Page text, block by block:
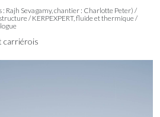
Rajh Sevagamy, chantier : Charlotte Peter) /
/ KERPEXPERT, fluide et thermique /
carriérois